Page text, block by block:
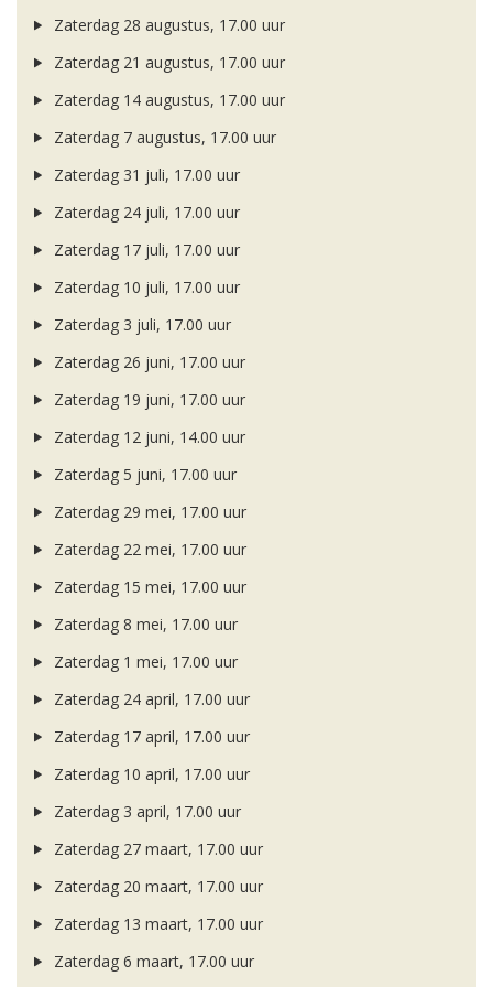
Zaterdag 28 augustus, 17.00 uur
Zaterdag 21 augustus, 17.00 uur
Zaterdag 14 augustus, 17.00 uur
Zaterdag 7 augustus, 17.00 uur
Zaterdag 31 juli, 17.00 uur
Zaterdag 24 juli, 17.00 uur
Zaterdag 17 juli, 17.00 uur
Zaterdag 10 juli, 17.00 uur
Zaterdag 3 juli, 17.00 uur
Zaterdag 26 juni, 17.00 uur
Zaterdag 19 juni, 17.00 uur
Zaterdag 12 juni, 14.00 uur
Zaterdag 5 juni, 17.00 uur
Zaterdag 29 mei, 17.00 uur
Zaterdag 22 mei, 17.00 uur
Zaterdag 15 mei, 17.00 uur
Zaterdag 8 mei, 17.00 uur
Zaterdag 1 mei, 17.00 uur
Zaterdag 24 april, 17.00 uur
Zaterdag 17 april, 17.00 uur
Zaterdag 10 april, 17.00 uur
Zaterdag 3 april, 17.00 uur
Zaterdag 27 maart, 17.00 uur
Zaterdag 20 maart, 17.00 uur
Zaterdag 13 maart, 17.00 uur
Zaterdag 6 maart, 17.00 uur